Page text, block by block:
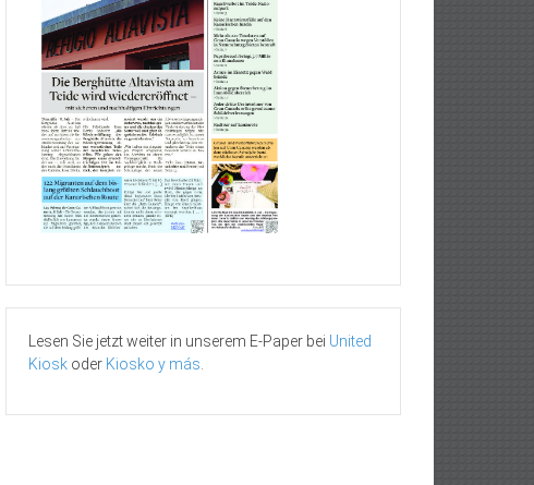
Lesen Sie jetzt weiter in unserem E-Paper bei United
Kiosk oder Kiosko y más